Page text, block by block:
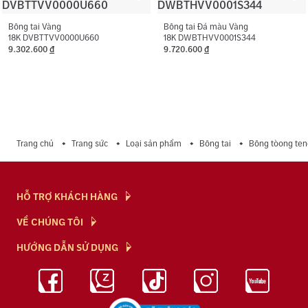
Bông tai Vàng
18K DVBTTVV0000U660
9.302.600 đ
Bông tai Đá màu Vàng
18K DWBTHVV0001S344
9.720.600 đ
Trang chủ Trang sức Loại sản phẩm Bông tai Bông tòong
HỖ TRỢ KHÁCH HÀNG
Hỏi & Đáp
Chính Sách
Chính Sách Bảo Mật
Bảng Giá Vàng
VỀ CHÚNG TÔI
NTJ Flagship
Cửa hàng
Tuyển Dụng
HƯỚNG DẪN SỬ DỤNG
Bảo Quản Trang Sức
Kiến Thức Kim Cương